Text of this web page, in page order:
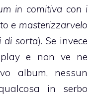
in comitiva con i
e masterizzarvelo
di sorta). Se invece
e non ve ne
album, nessun
in serbo